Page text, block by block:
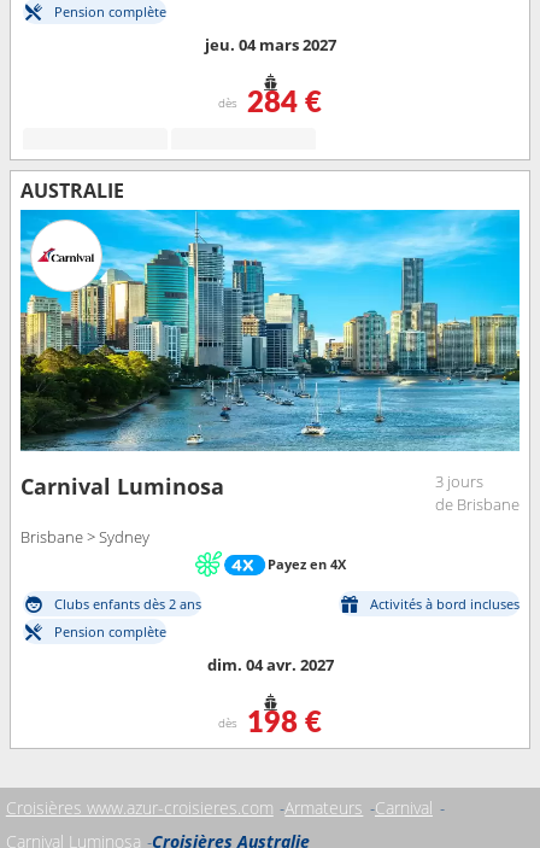
Pension complète
jeu. 04 mars 2027
dès 284 €
AUSTRALIE
Carnival Luminosa
3 jours
de Brisbane
Brisbane > Sydney
Payez en 4X
Clubs enfants dès 2 ans
Activités à bord incluses
Pension complète
dim. 04 avr. 2027
dès 198 €
Croisières www.azur-croisieres.com Armateurs Carnival
Carnival Luminosa Croisières Australie